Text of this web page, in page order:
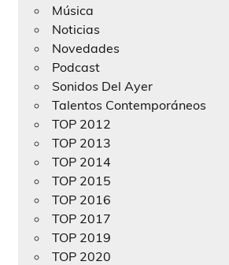
Música
Noticias
Novedades
Podcast
Sonidos Del Ayer
Talentos Contemporáneos
TOP 2012
TOP 2013
TOP 2014
TOP 2015
TOP 2016
TOP 2017
TOP 2019
TOP 2020